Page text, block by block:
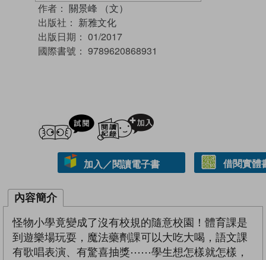
作者： 關景峰 （文）
出版社： 新雅文化
出版日期： 01/2017
國際書號： 9789620868931
試閲
加入／閱讀電子書 借閱實體
內容簡介
怪物小學竟變成了沒有校規的隨意校園！體育課是
到遊樂場玩耍，魔法藥劑課可以大吃大喝，語文課
有歌唱表演、有驚喜抽獎⋯⋯學生想怎樣就怎樣，